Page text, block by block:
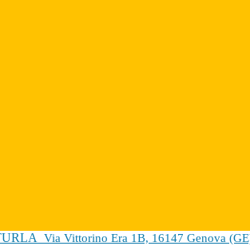
Via Vittorino Era 1B, 16147 Genova